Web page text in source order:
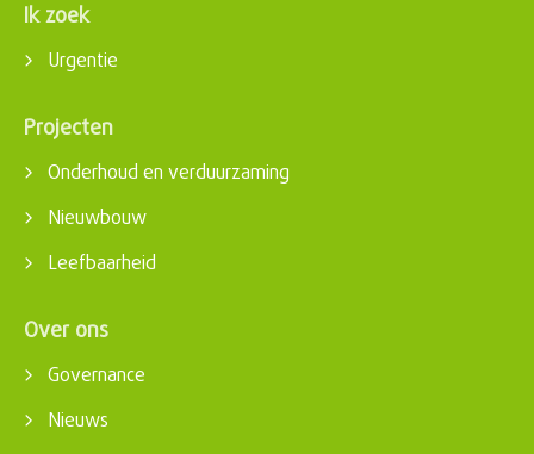
Ik zoek
Urgentie
Projecten
Onderhoud en verduurzaming
Nieuwbouw
Leefbaarheid
Over ons
Governance
Nieuws